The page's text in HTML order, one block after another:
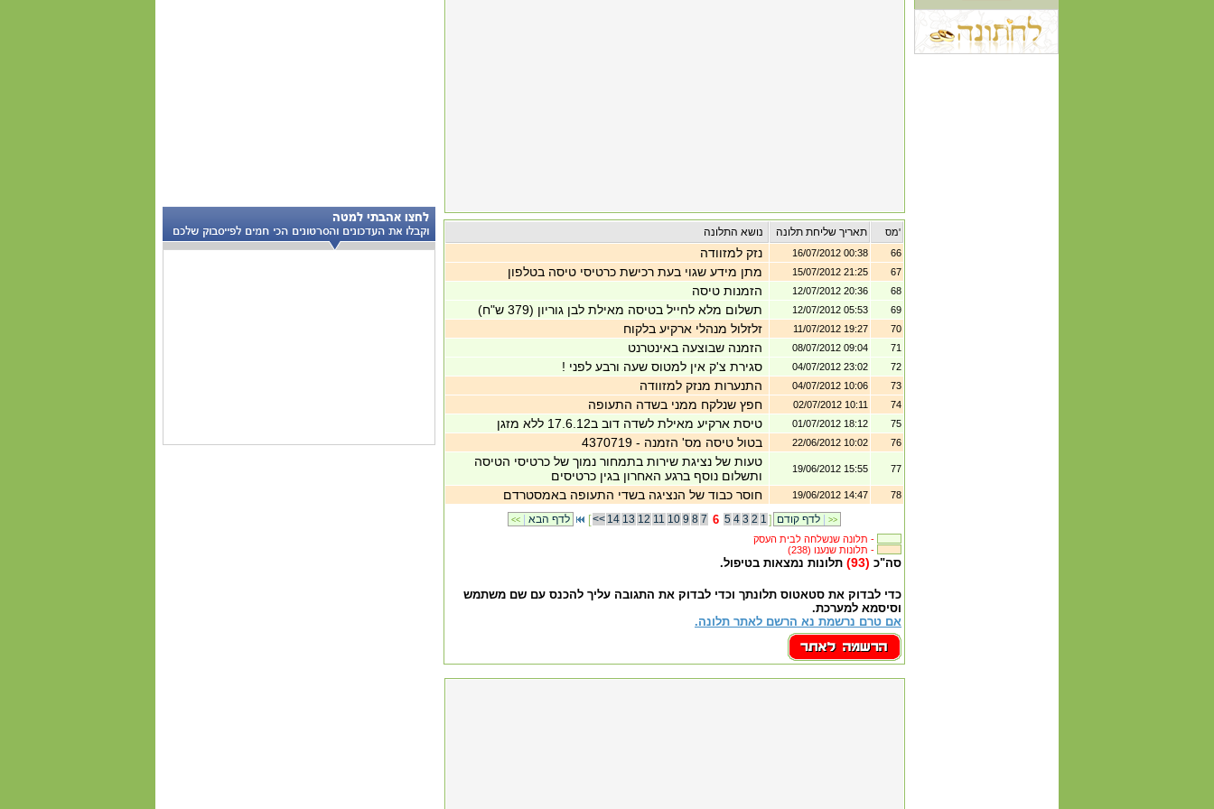
תאריך שליחת תלונה מס'
נזק למזוודה 16/07/2012 00:38 66
מתן מידע שגוי בעת רכישת כרטיסי טיסה בטלפון 15/07/2012 21:25 67
הזמנות טיסה 12/07/2012 20:36 68
תשלום מלא לחייל בטיסה מאילת לבן גוריון (379 ש"ח) 12/07/2012 05:53 69
זלזלול מנהלי ארקיע בלקוח 11/07/2012 19:27 70
הזמנה שבוצעה באינטרנט 08/07/2012 09:04 71
סגירת צ'ק אין למטוס שעה ורבע לפני ! 04/07/2012 23:02 72
התנערות מנזק למזוודה 04/07/2012 10:06 73
חפץ שנלקח ממני בשדה התעופה 02/07/2012 10:11 74
טיסת ארקיע מאילת לשדה דוב ב17.6.12 ללא מזגן 01/07/2012 18:12 75
בטול טיסה מס' הזמנה - 4370719 22/06/2012 10:02 76
טעות של נציגת שירות בתמחור נמוך של כרטיסי הטיסה
ותשלום נוסף ברגע האחרון בגין כרטיסים
19/06/2012 15:55 77
חוסר כבוד של הנציגה בשדי התעופה באמסטרדם 19/06/2012 14:47 78
<< [<< 14 13 12 11 10 9 8 7 6 5 4 3 2 1 ] >>
תלונה שנשלחה לבית העסק -
(238) תלונות שנענו -
סה"כ (93) תלונות נמצאות בטיפול.
כדי לבדוק את סטאטוס תלונתך וכדי לבדוק את התגובה עליך להכנס עם שם משתמש
וסיסמא למערכת.
אם טרם נרשמת נא הרשם לאתר תלונה.